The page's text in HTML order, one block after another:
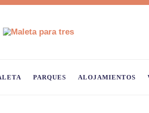
PARQUES ALOJAMIENTOS